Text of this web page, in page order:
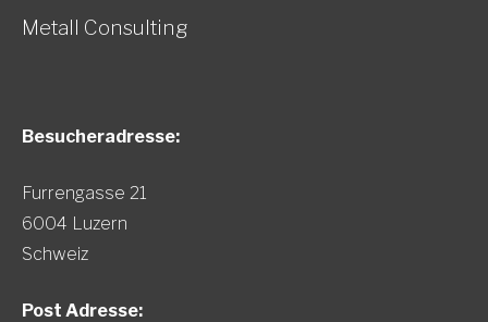
Metall Consulting
Besucheradresse:
Furrengasse 21
6004 Luzern
Schweiz
Post Adresse: